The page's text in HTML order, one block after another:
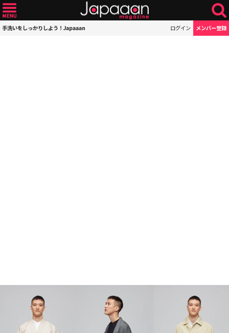
手洗いをしっかりしよう！Japaaan ログイン メンバー登録